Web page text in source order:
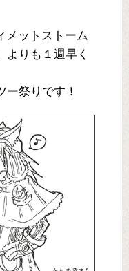
メットストーム
よりも１週早く
ー祭りです！